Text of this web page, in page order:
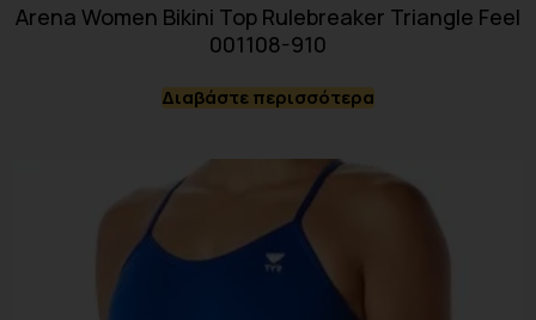
Arena Women Bikini Top Rulebreaker Triangle Feel
001108-910
Διαβάστε περισσότερα